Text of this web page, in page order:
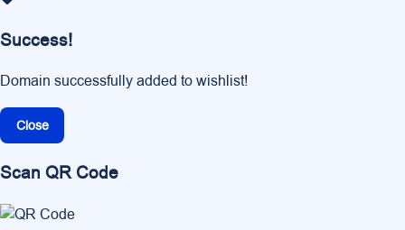
Success!
Domain successfully added to wishlist!
Close
Scan QR Code